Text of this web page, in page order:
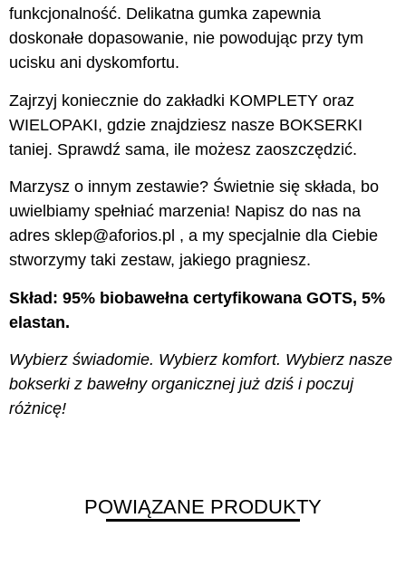
funkcjonalność. Delikatna gumka zapewnia
doskonałe dopasowanie, nie powodując przy tym
ucisku ani dyskomfortu.
Zajrzyj koniecznie do zakładki KOMPLETY oraz
WIELOPAKI, gdzie znajdziesz nasze BOKSERKI
taniej. Sprawdź sama, ile możesz zaoszczędzić.
Marzysz o innym zestawie? Świetnie się składa, bo
uwielbiamy spełniać marzenia! Napisz do nas na
adres sklep@aforios.pl , a my specjalnie dla Ciebie
stworzymy taki zestaw, jakiego pragniesz.
Skład: 95% biobawełna certyfikowana GOTS, 5%
elastan.
Wybierz świadomie. Wybierz komfort. Wybierz nasze
bokserki z bawełny organicznej już dziś i poczuj
różnicę!
POWIĄZANE PRODUKTY